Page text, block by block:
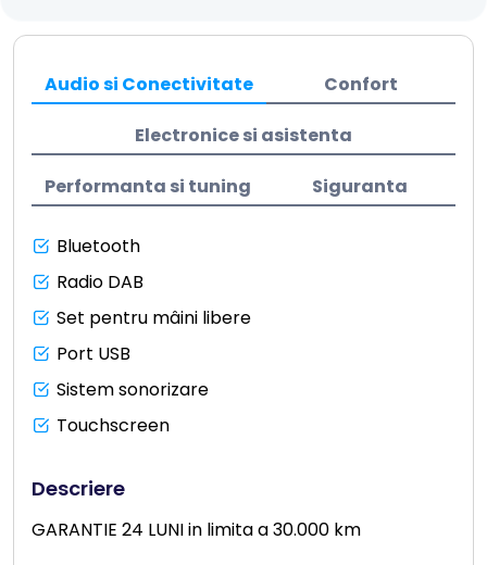
Audio si Conectivitate Confort
Electronice si asistenta
Performanta si tuning Siguranta
Bluetooth
Radio DAB
Set pentru mâini libere
Port USB
Sistem sonorizare
Touchscreen
Descriere
GARANTIE 24 LUNI in limita a 30.000 km